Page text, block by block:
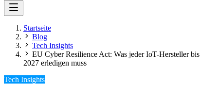
Startseite
Blog
Tech Insights
EU Cyber Resilience Act: Was jeder IoT-Hersteller bis
2027 erledigen muss
Tech Insights